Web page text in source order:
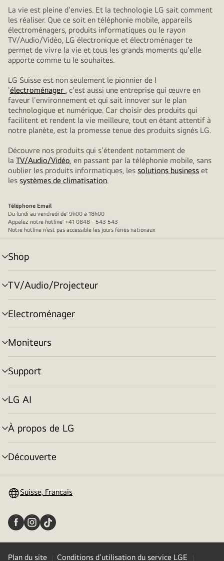
La vie est pleine d'envies. Et la technologie LG sait comment
les réaliser. Que ce soit en téléphonie mobile, appareils
électroménagers, produits informatiques ou le rayon
TV/Audio/Vidéo, LG électronique et électroménager te
permet de vivre la vie et tous les grands moments qu'elle
apporte comme tu le souhaites.
LG Suisse est non seulement le pionnier de l
'électroménager , c'est aussi une entreprise qui œuvre en
faveur l'environnement et qui sait innover sur le plan
technologique et numérique. Car choisir des produits qui
facilitent et rendent la vie meilleure, tout en étant attentif à
notre planète, est la promesse tenue des produits signés LG.
Découvre nos produits qui s’étendent notamment de
la TV/Audio/Vidéo, en passant par la téléphonie mobile, sans
oublier les produits informatiques, les solutions business et
les systèmes de climatisation.
Téléphone Email
Du lundi au vendredi de: 9h00 à 18h00
Appelez notre hotline: +41 0848 - 543 543
Notre hotline n’est pas accessible les jours fériés nationaux
Shop
menu
déroulant
TV/Audio/Projecteur
menu
déroulant
Electroménager
menu
déroulant
Moniteurs
menu
déroulant
Support
menu
déroulant
LG AI
menu
déroulant
À propos de LG
menu
déroulant
Découverte
menu
Suisse, Francais
Plan du site Conditions d’utilisation du service LGE